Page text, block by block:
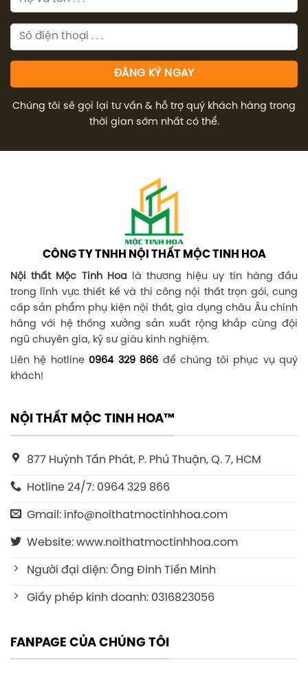
Chúng tôi sẽ gọi lại tư vấn & hỗ trợ quý khách hàng trong
thời gian sớm nhất có thể.
CÔNG TY TNHH NỘI THẤT MỘC TINH HOA
Nội thất Mộc Tinh Hoalà thương hiệu uy tín hàng đầu
trong lĩnh vực thiết kế và thi công nội thất trọn gói, cung
cấp sản phẩm phụ kiện nội thất, gia dụng châu Âu chính
hãng với hệ thống xưởng sản xuất rộng khắp cùng đội
ngũ chuyên gia, kỹ sư giàu kinh nghiệm.
Liên hệ hotline 0964 329 866 để chúng tôi phục vụ quý
khách!
NỘI THẤT MỘC TINH HOA™
877 Huỳnh Tấn Phát, P. Phú Thuận, Q. 7, HCM
Hotline 24/7: 0964 329 866
Gmail: info@noithatmoctinhhoa.com
Website: www.noithatmoctinhhoa.com
Người đại diện: Ông Đinh Tiến Minh
Giấy phép kinh doanh: 0316823056
FANPAGE CỦA CHÚNG TÔI